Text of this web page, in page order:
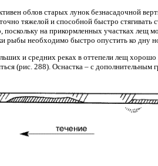
облов старых лунок безнасадочной
тяжелой и способной быстро стягивать
поскольку на прикормленных участках лещ
рыбы необходимо быстро опустить ко дну
и средних реках в оттепели лещ
(рис. 288). Оснастка – с дополнительным